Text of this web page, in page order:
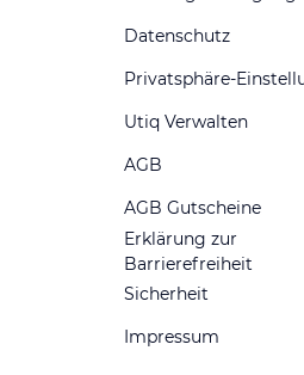
Datenschutz
Privatsphäre-
Utiq Verwalten
AGB
AGB Gutscheine
Erklärung zur
Barrierefreiheit
Sicherheit
Impressum